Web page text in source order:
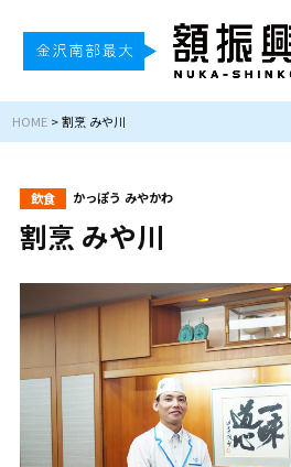
HOME >割烹 みや川
飲食 かっぽう みやかわ
割烹 みや川